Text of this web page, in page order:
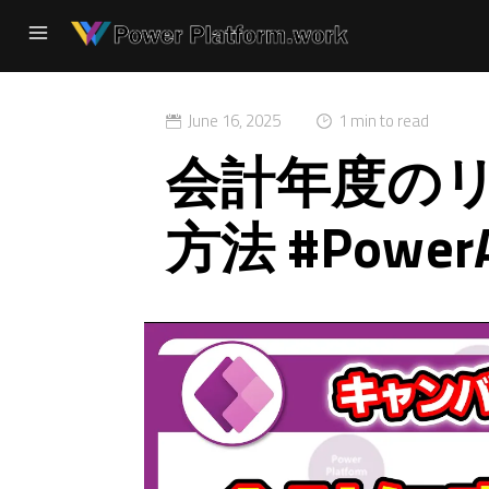
June 16, 2025 1 min to read
会計年度の
方法